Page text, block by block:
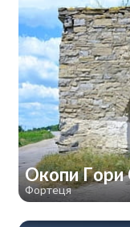
Окопи Гори
Фортеця